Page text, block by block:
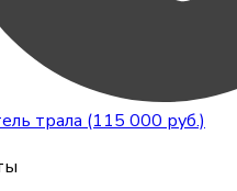
трала (115 000 руб.)